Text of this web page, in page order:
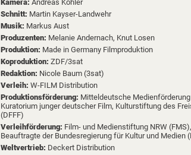
Kamera: Andreas Köhler
Schnitt: Martin Kayser-Landwehr
Musik: Markus Aust
Produzenten: Melanie Andernach, Knut Losen
Produktion: Made in Germany Filmproduktion
Koproduktion: ZDF/3sat
Redaktion: Nicole Baum (3sat)
Verleih: W-FILM Distribution
Produktionsförderung: Mitteldeutsche
Kuratorium junger deutscher Film, Kulturstiftung des
(DFFF)
Verleihförderung: Film- und Medienstiftung NRW (FMS),
Beauftragte der Bundesregierung für Kultur und Medien
Weltvertrieb: Deckert Distribution